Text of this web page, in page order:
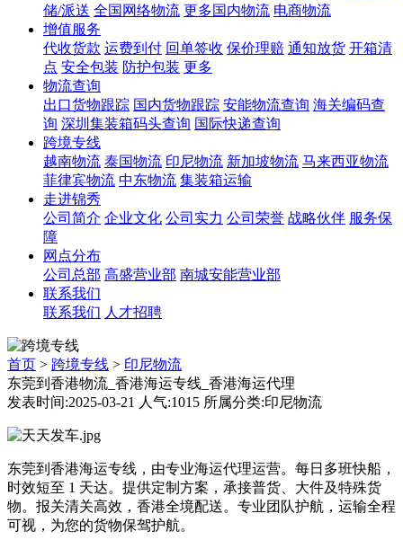
储/派送 全国网络物流 更多国内物流 电商物流
增值服务
代收货款 运费到付 回单签收 保价理赔 通知放货 开箱清
点 安全包装 防护包装 更多
物流查询
出口货物跟踪 国内货物跟踪 安能物流查询 海关编码查
询 深圳集装箱码头查询 国际快递查询
跨境专线
越南物流 泰国物流 印尼物流 新加坡物流 马来西亚物流
菲律宾物流 中东物流 集装箱运输
走进锦秀
公司简介 企业文化 公司实力 公司荣誉 战略伙伴 服务保
障
网点分布
公司总部 高盛营业部 南城安能营业部
联系我们
联系我们 人才招聘
首页 > 跨境专线 > 印尼物流
东莞到香港物流_香港海运专线_香港海运代理
发表时间:2025-03-21 人气:1015 所属分类:印尼物流
东莞到香港海运专线，由专业海运代理运营。每日多班快船，
时效短至 1 天达。提供定制方案，承接普货、大件及特殊货
物。报关清关高效，香港全境配送。专业团队护航，运输全程
可视，为您的货物保驾护航。​